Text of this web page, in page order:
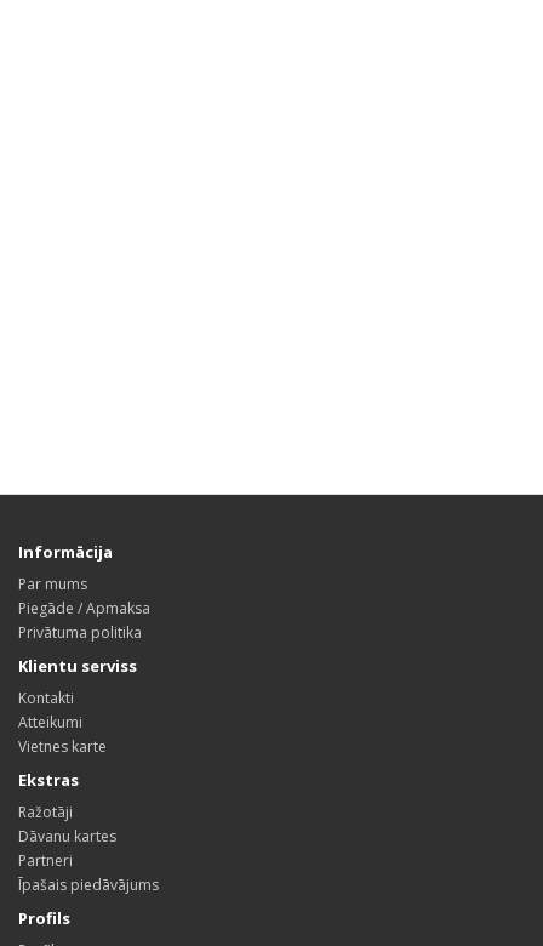
Informācija
Par mums
Piegāde / Apmaksa
Privātuma politika
Klientu serviss
Kontakti
Atteikumi
Vietnes karte
Ekstras
Ražotāji
Dāvanu kartes
Partneri
Īpašais piedāvājums
Profils